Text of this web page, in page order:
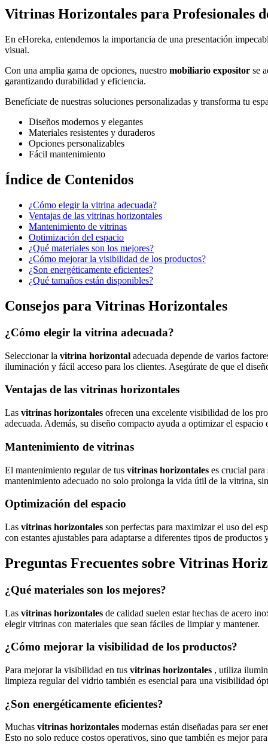
Vitrinas Horizontales para Profesionales
En eHoreka, entendemos la importancia de una presentación
visual.
Con una amplia gama de opciones, nuestro mobiliario expositor se
garantizando durabilidad y eficiencia.
Benefíciate de nuestras soluciones personalizadas y transforma tu
Diseños modernos y elegantes
Materiales resistentes y duraderos
Opciones personalizables
Fácil mantenimiento
Índice de Contenidos
¿Cómo elegir la vitrina adecuada?
Ventajas de las vitrinas horizontales
Mantenimiento de vitrinas
Optimización del espacio
¿Qué materiales son los mejores?
¿Cómo mejorar la visibilidad de los productos?
¿Son energéticamente eficientes?
¿Qué tamaños están disponibles?
Consejos para Vitrinas Horizontales
¿Cómo elegir la vitrina adecuada?
Seleccionar la vitrina horizontal adecuada depende de varios
iluminación y fácil acceso para los clientes. Asegúrate de que el
Ventajas de las vitrinas horizontales
Las vitrinas horizontales ofrecen una excelente visibilidad de los
adecuada. Además, su diseño compacto ayuda a optimizar el espacio
Mantenimiento de vitrinas
El mantenimiento regular de tus vitrinas horizontales es crucial
mantenimiento adecuado no solo prolonga la vida útil de la vitrina,
Optimización del espacio
Las vitrinas horizontales son perfectas para maximizar el uso del
con estantes ajustables para adaptarse a diferentes tipos de
Preguntas Frecuentes sobre Vitrinas
¿Qué materiales son los mejores?
Las vitrinas horizontales de calidad suelen estar hechas de acero
elegir vitrinas con materiales que sean fáciles de limpiar y mantener.
¿Cómo mejorar la visibilidad de los productos?
Para mejorar la visibilidad en tus vitrinas horizontales , utiliza
limpieza regular del vidrio también es esencial para una visibilidad
¿Son energéticamente eficientes?
Muchas vitrinas horizontales modernas están diseñadas para ser
Esto no solo reduce costos operativos, sino que también es mejor